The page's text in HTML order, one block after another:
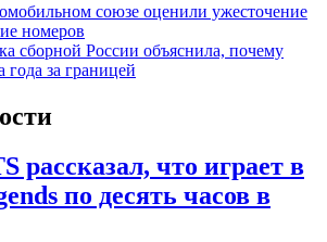
союзе оценили ужесточение
номеров
сборной России объяснила, почему
года за границей
рассказал, что играет в
по десять часов в